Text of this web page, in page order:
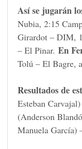
Así se jugarán
Nubia, 2:15
Girardot – DIM,
– El Pinar. En
Tolú – El Bagre,
Resultados de
Esteban
(Anderson
Manuela García)